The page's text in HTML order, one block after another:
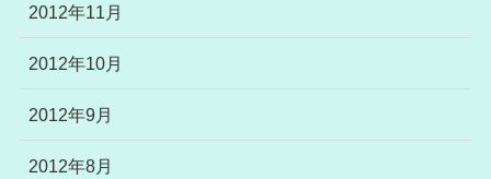
2012年11月
2012年10月
2012年9月
2012年8月